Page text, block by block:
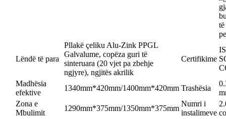
të
Lëndë të para
Pllakë çeliku Alu-Zink PPGL
Galvalume, copëza guri të
sinteruara (20 vjet pa zbehje
ngjyre), ngjitës akrilik
Certifikime
Madhësia
efektive
1340mm*420mm/1400mm*420mm Trashësia
Zona e
Mbulimit
1290mm*375mm/1350mm*375mm
Numri i
instalimeve